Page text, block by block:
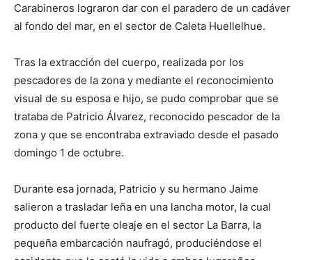
Carabineros lograron dar con el paradero de un cadáver
al fondo del mar, en el sector de Caleta Huellelhue.
Tras la extracción del cuerpo, realizada por los
pescadores de la zona y mediante el reconocimiento
visual de su esposa e hijo, se pudo comprobar que se
trataba de Patricio Álvarez, reconocido pescador de la
zona y que se encontraba extraviado desde el pasado
domingo 1 de octubre.
Durante esa jornada, Patricio y su hermano Jaime
salieron a trasladar leña en una lancha motor, la cual
producto del fuerte oleaje en el sector La Barra, la
pequeña embarcación naufragó, produciéndose el